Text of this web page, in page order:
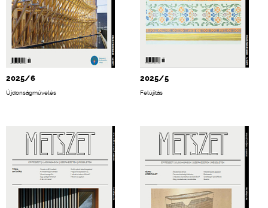
2025/6
Újdonságművelés
2025/5
Felújítás